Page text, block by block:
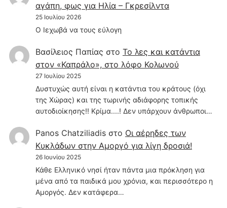
αγάπη, φως για Ηλία – Γκρεσίλντα
25 Ιουλίου 2026
Ο Ιεχωβά να τους εύλογη
Βασίλειος Παπίας στο Το λες και κατάντια
στον «Καπράλο», στο λόφο Κολωνού
27 Ιουλίου 2025
Δυστυχώς αυτή είναι η κατάντια του κράτους (όχι
της Χώρας) και της τωρινής αδιάφορης τοπικής
αυτοδιοίκησης!! Κρίμα....! Δεν υπάρχουν άνθρωποι…
Panos Chatziliadisστο Οι αέρηδες των
Κυκλάδων στην Αμοργό για λίγη δροσιά!
26 Ιουνίου 2025
Κάθε Ελληνικό νησί ήταν πάντα μια πρόκληση για
μένα από τα παιδικά μου χρόνια, και περισσότερο η
Αμοργός. Δεν κατάφερα…